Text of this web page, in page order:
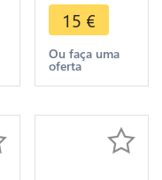
Victoria
1888 ->
Make offer
15 €
Ou faça uma
oferta